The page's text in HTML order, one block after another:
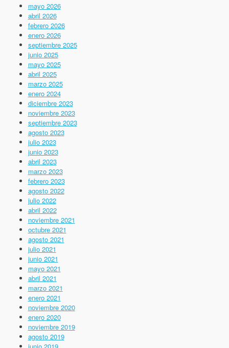
mayo 2026
abril 2026
febrero 2026
enero 2026
septiembre 2025
junio 2025
mayo 2025
abril 2025
marzo 2025
enero 2024
diciembre 2023
noviembre 2023
septiembre 2023
agosto 2023
julio 2023
junio 2023
abril 2023
marzo 2023
febrero 2023
agosto 2022
julio 2022
abril 2022
noviembre 2021
octubre 2021
agosto 2021
julio 2021
junio 2021
mayo 2021
abril 2021
marzo 2021
enero 2021
noviembre 2020
enero 2020
noviembre 2019
agosto 2019
junio 2019